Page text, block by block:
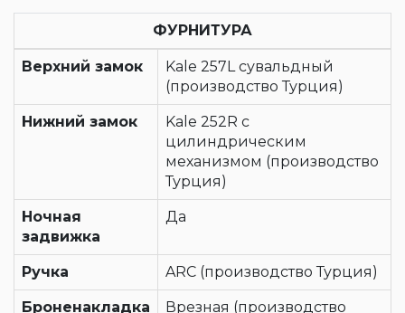
ФУРНИТУРА
Верхний замок
Kale 257L сувальдный
(производство Турция)
Нижний замок
Kale 252R с
цилиндрическим
механизмом (производство
Турция)
Ночная
задвижка
Да
Ручка ARC (производство Турция)
Броненакладка Врезная (производство